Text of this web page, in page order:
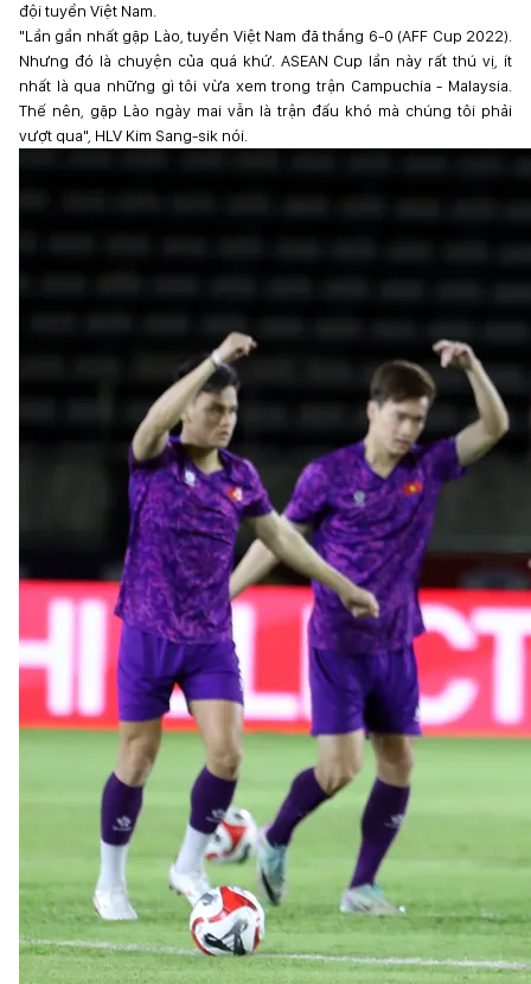
đội tuyển Việt Nam.
"Lần gần nhất gặp Lào, tuyển Việt Nam đã thắng 6-0 (AFF Cup 2022).
Nhưng đó là chuyện của quá khứ. ASEAN Cup lần này rất thú vị, ít
nhất là qua những gì tôi vừa xem trong trận Campuchia - Malaysia.
Thế nên, gặp Lào ngày mai vẫn là trận đấu khó mà chúng tôi phải
vượt qua", HLV Kim Sang-sik nói.